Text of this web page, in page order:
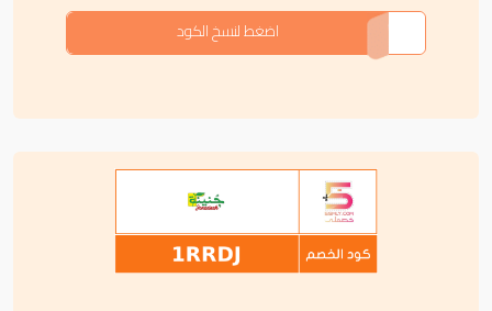
30ORB
اضغط لنسخ الكود